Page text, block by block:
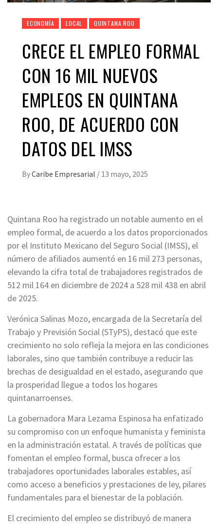
ECONOMÍA LOCAL QUINTANA ROO
CRECE EL EMPLEO FORMAL
CON 16 MIL NUEVOS
EMPLEOS EN QUINTANA
ROO, DE ACUERDO CON
DATOS DEL IMSS
ByCaribe Empresarial / 13 mayo, 2025
Quintana Roo ha registrado un notable aumento en el
empleo formal, de acuerdo a los datos proporcionados
por el Instituto Mexicano del Seguro Social (IMSS), el
número de afiliados aumentó en 16 mil 273 personas,
elevando la cifra total de trabajadores registrados de
512 mil 164 en diciembre de 2024 a 528 mil 438 en abril
de 2025.
Verónica Salinas Mozo, encargada de la Secretaría del
Trabajo y Previsión Social (STyPS), destacó que este
crecimiento no solo refleja la mejora en las condiciones
laborales, sino que también contribuye a reducir las
brechas de desigualdad en el estado, asegurando que
la prosperidad llegue a todos los hogares
quintanarroenses.
La gobernadora Mara Lezama Espinosa ha enfatizado
su compromiso con un enfoque humanista y feminista
en la administración estatal. A través de políticas que
fomentan el empleo formal, busca ofrecer a los
trabajadores oportunidades laborales estables, así
como acceso a beneficios y prestaciones de ley, pilares
fundamentales para el bienestar de la población.
El crecimiento del empleo se distribuyó de manera